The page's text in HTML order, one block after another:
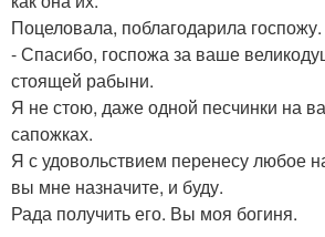
Поцеловала, поблагодарила госпожу.
- Спасибо, госпожа за ваше
стоящей рабыни.
Я не стою, даже одной песчинки на
сапожках.
Я с удовольствием перенесу любое
вы мне назначите, и буду.
Рада получить его. Вы моя богиня.